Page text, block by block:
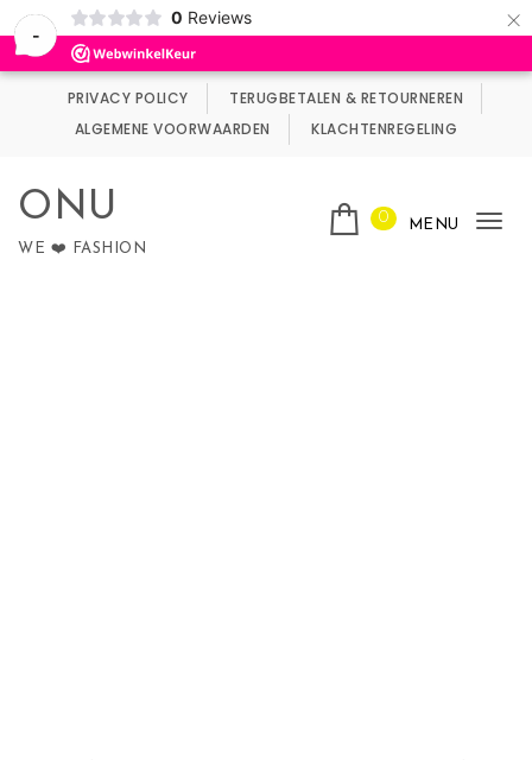
-
0 Reviews ×
Wij maken gebruik van cookies.
PRIVACY POLICY
TERUGBETALEN & RETOURNEREN
ALGEMENE VOORWAARDEN
KLACHTENREGELING
ONU
WE ❤️ FASHION
0 MENU